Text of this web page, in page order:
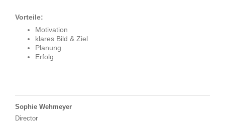
Vorteile:
Motivation
klares Bild & Ziel
Planung
Erfolg
Sophie Wehmeyer
Director